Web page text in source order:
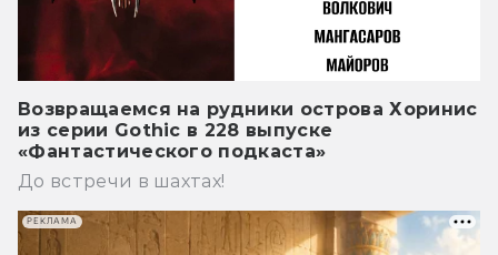
Возвращаемся на рудники острова Хоринис
из серии Gothic в 228 выпуске
«Фантастического подкаста»
До встречи в шахтах!
РЕКЛАМА